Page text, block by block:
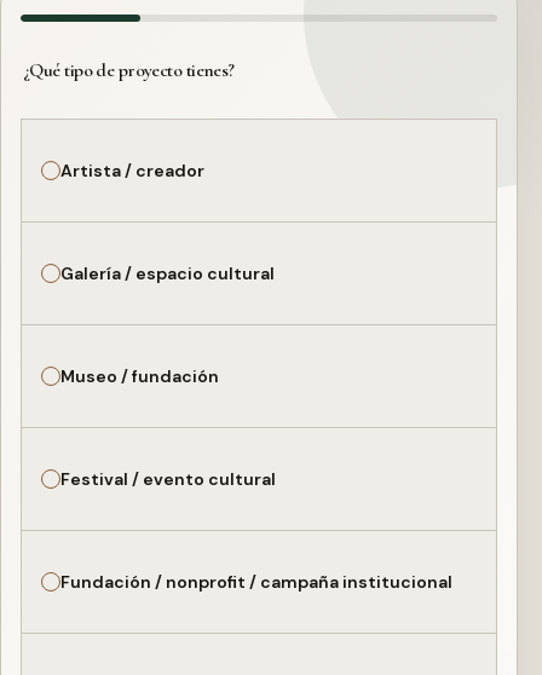
¿Qué tipo de proyecto tienes?
Artista / creador
Galería / espacio cultural
Museo / fundación
Festival / evento cultural
Fundación / nonprofit / campaña institucional